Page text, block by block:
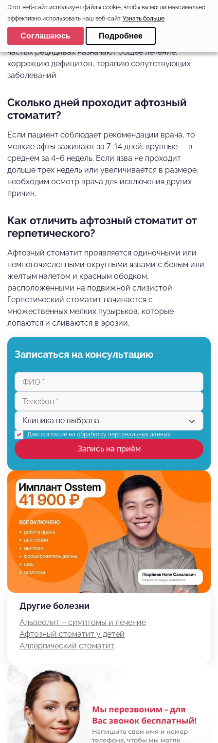
Другие болезни
Альвеолит – симптомы и лечение
Афтозный стоматит у детей
Аллергический стоматит
процесса. Применяют местные средства:
антисептические и противовоспалительные
препараты в форме гелей, растворов для
полоскания, обезболивающих аппликаций. При
частых рецидивах назначают общее лечение:
коррекцию дефицитов, терапию сопутствующих
заболеваний.
Сколько дней проходит афтозный
стоматит?
Если пациент соблюдает рекомендации врача, то
мелкие афты заживают за 7–14 дней, крупные — в
среднем за 4–6 недель. Если язва не проходит
дольше трех недель или увеличивается в размере,
необходим осмотр врача для исключения других
причин.
Как отличить афтозный стоматит от
герпетического?
Афтозный стоматит проявляется одиночными или
немногочисленными округлыми язвами с белым или
желтым налетом и красным ободком,
расположенными на подвижной слизистой.
Герпетический стоматит начинается с
множественных мелких пузырьков, которые
лопаются и сливаются в эрозии.
Записаться на консультацию
Даю согласие на обработку персональных данных
Запись на приём
Этот веб-сайт использует файлы cookie, чтобы вы могли максимально
эффективно использовать наш веб-сайт. Узнать больше
Выберите настройки cookie
Минимальные
Аналитические/Функциональные
Соглашаюсь Подробнее